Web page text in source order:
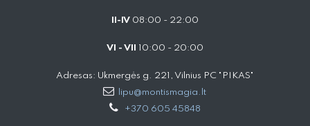
II-IV 08:00 - 22:00
VI - VII 10:00 - 20:00
Adresas: Ukmergės g. 221, Vilnius PC "PIKAS"
lipu@montismagia.lt
+370 605 45848